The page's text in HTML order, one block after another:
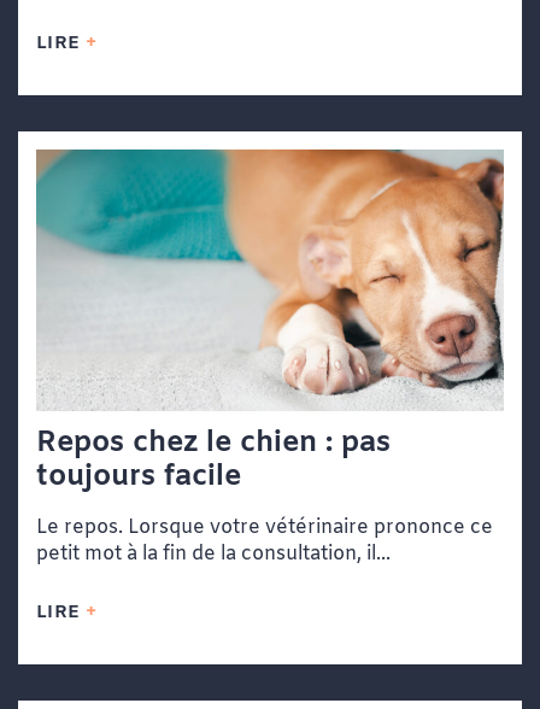
LIRE
Repos chez le chien : pas
toujours facile
Le repos. Lorsque votre vétérinaire prononce ce
petit mot à la fin de la consultation, il...
LIRE